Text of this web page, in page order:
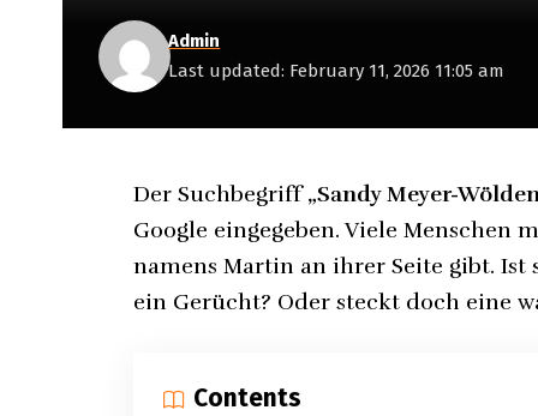
Last updated: February 11, 2026 11:05 am
Admin
Der Suchbegriff„Sandy Meyer-
Google eingegeben. Viele Menschen
namens Martin an ihrer Seite gibt.
ein Gerücht? Oder steckt doch eine
Contents